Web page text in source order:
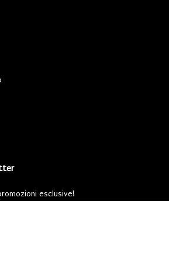
esclusive!